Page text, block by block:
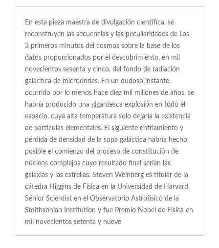
En esta pieza maestra de divulgación científica, se
reconstruyen las secuencias y las peculiaridades de Los
3 primeros minutos del cosmos sobre la base de los
datos proporcionados por el descubrimiento, en mil
novecientos sesenta y cinco, del fondo de radiación
galáctica de microondas. En un dudoso instante,
ocurrido por lo menos hace diez mil millones de años, se
habría producido una gigantesca explosión en todo el
espacio, cuya alta temperatura solo dejaría la existencia
de partículas elementales. El siguiente enfriamiento y
pérdida de densidad de la sopa galáctica habría hecho
posible el comienzo del proceso de constitución de
núcleos complejos cuyo resultado final serían las
galaxias y las estrellas. Steven Weinberg es titular de la
cátedra Higgins de Física en la Universidad de Harvard,
Sénior Scientist en el Observatorio Astrofísico de la
Smithsonian Institution y fue Premio Nobel de Física en
mil novecientos setenta y nueve